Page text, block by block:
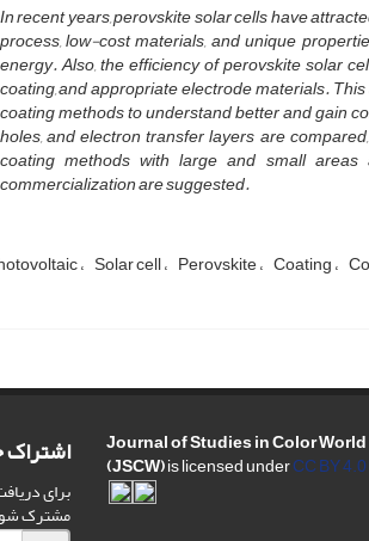
In recent years, perovskite solar cells have
process, low-cost materials, and unique
energy. Also, the efficiency of perovskite solar
coating, and appropriate electrode materials.
coating methods to understand better and gain
holes, and electron transfer layers are
coating methods with large and small
commercialization are suggested.
Solar cell Perovskite Coating
Journal of Studies in Color World
(JSCW)is licensed underCC BY 4.0 اشتراک
برای
مشترک